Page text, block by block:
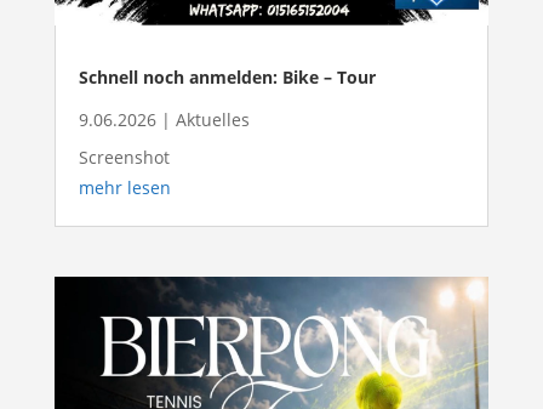
Schnell noch anmelden: Bike – Tour
9.06.2026| Aktuelles
Screenshot
mehr lesen